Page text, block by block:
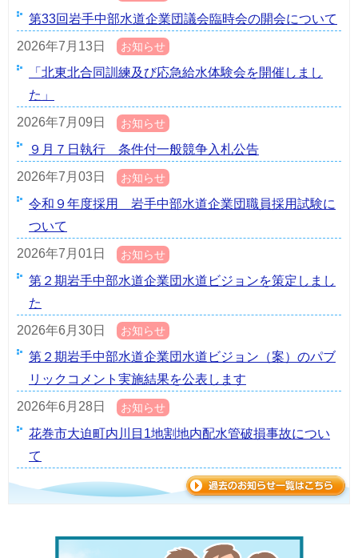
第33回岩手中部水道企業団議会臨時会の開会について
2026年7月13日
お知らせ
「北東北合同訓練及び応急給水体験会を開催しまし
た」
2026年7月09日
お知らせ
９月７日執行 条件付一般競争入札公告
2026年7月03日
お知らせ
令和９年度採用 岩手中部水道企業団職員採用試験に
ついて
2026年7月01日
お知らせ
第２期岩手中部水道企業団水道ビジョンを策定しまし
た
2026年6月30日
お知らせ
第２期岩手中部水道企業団水道ビジョン（案）のパブ
リックコメント実施結果を公表します
2026年6月28日
お知らせ
花巻市大迫町内川目1地割地内配水管破損事故につい
て